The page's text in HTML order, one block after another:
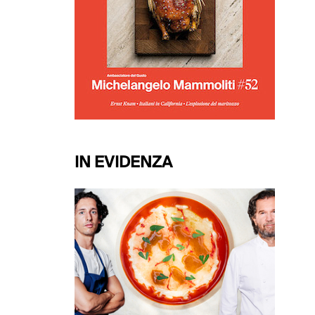
IN EVIDENZA